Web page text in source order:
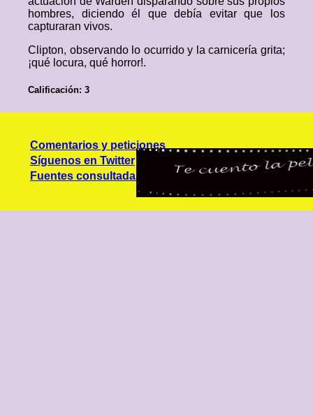
hombres, diciendo él que debía evitar que los
capturaran vivos.
Clipton, observando lo ocurrido y la carnicería grita;
¡qué locura, qué horror!.
Calificación: 3
Comentarios y peticiones
Síguenos en Twitter
Fuentes consultadas